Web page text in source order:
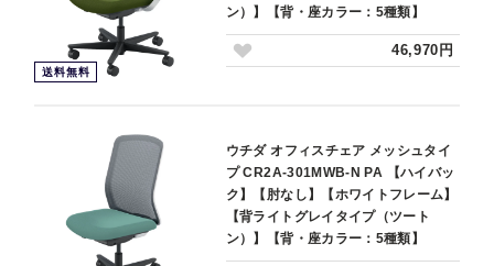
送料無料
ン）】【背・座カラー：5種類】
46,970円
ウチダ オフィスチェア メッシュタイ
プ CR2A-301MWB-N PA 【ハイバッ
ク】【肘なし】【ホワイトフレーム】
【背ライトグレイタイプ（ツート
ン）】【背・座カラー：5種類】